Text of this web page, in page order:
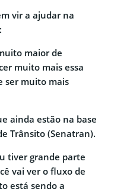
vir a ajudar na
maior de
muito mais essa
ser muito mais
ainda estão na base
Trânsito (Senatran).
tiver grande parte
vai ver o fluxo de
está sendo a